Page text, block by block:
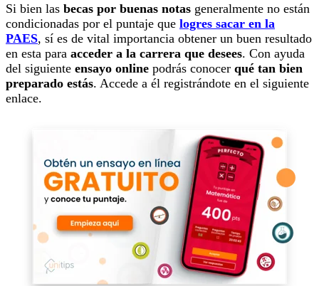
Si bien las becas por buenas notas generalmente no están
condicionadas por el puntaje que logres sacar en la
PAES, sí es de vital importancia obtener un buen resultado
en esta para acceder a la carrera que desees. Con ayuda
del siguiente ensayo online podrás conocer qué tan bien
preparado estás. Accede a él registrándote en el siguiente
enlace.